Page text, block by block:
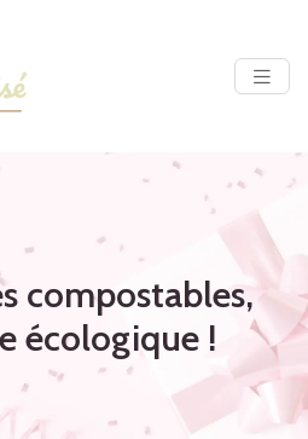
compostables,
écologique !